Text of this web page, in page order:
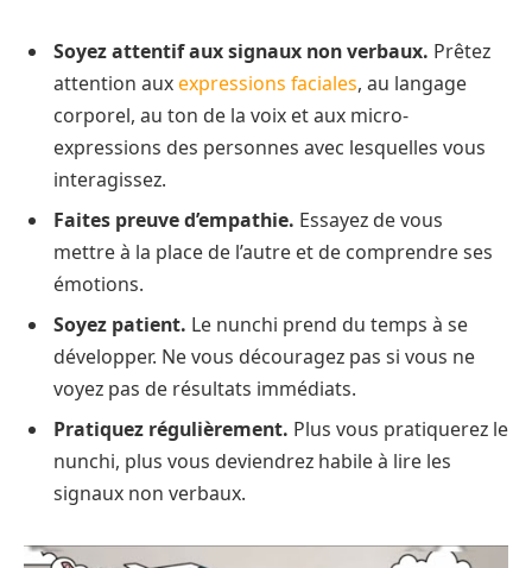
Soyez attentif aux signaux non verbaux. Prêtez
attention auxexpressions faciales, au langage
corporel, au ton de la voix et aux micro-
expressions des personnes avec lesquelles vous
interagissez.
Faites preuve d’empathie. Essayez de vous
mettre à la place de l’autre et de comprendre ses
émotions.
Soyez patient. Le nunchi prend du temps à se
développer. Ne vous découragez pas si vous ne
voyez pas de résultats immédiats.
Pratiquez régulièrement. Plus vous pratiquerez le
nunchi, plus vous deviendrez habile à lire les
signaux non verbaux.